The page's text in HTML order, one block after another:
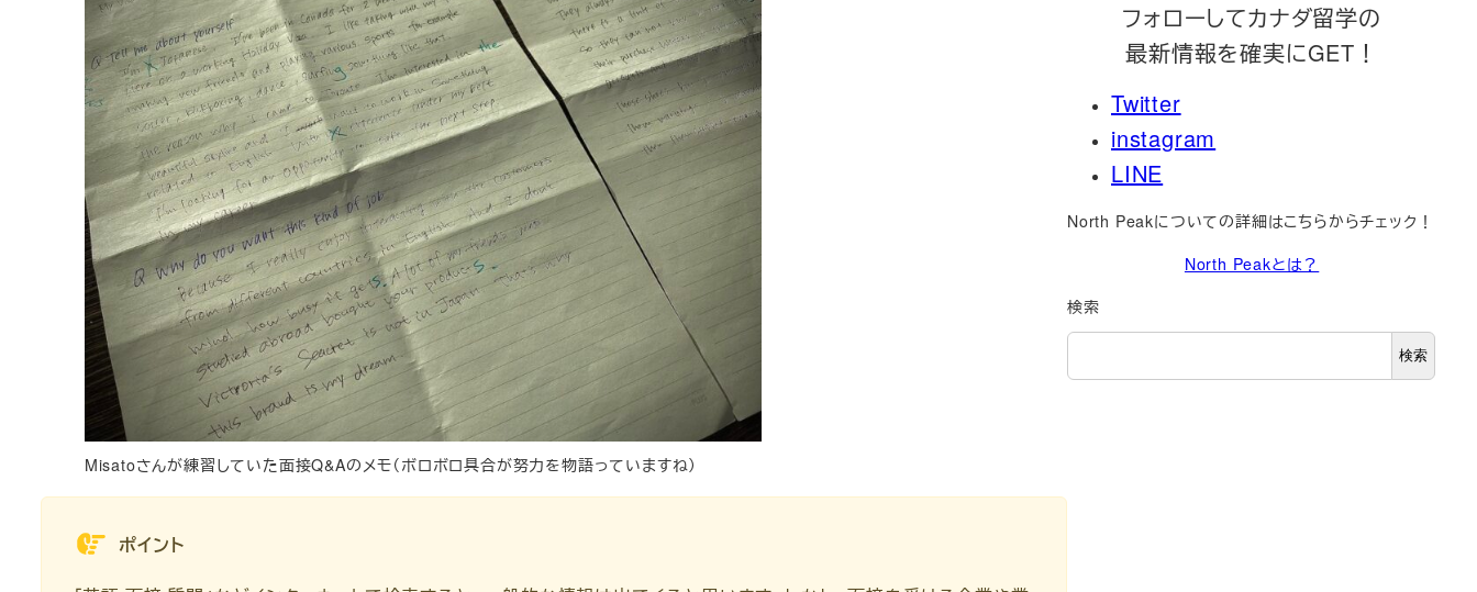
Misatoさんが練習していた面接Q&Aのメモ（ボロボロ具合が努力を物語っていますね）
ポイント
フォローしてカナダ留学の
最新情報を確実にGET！
Twitter
instagram
LINE
North Peakについての詳細はこちらからチェック！
North Peakとは？
検索
検索